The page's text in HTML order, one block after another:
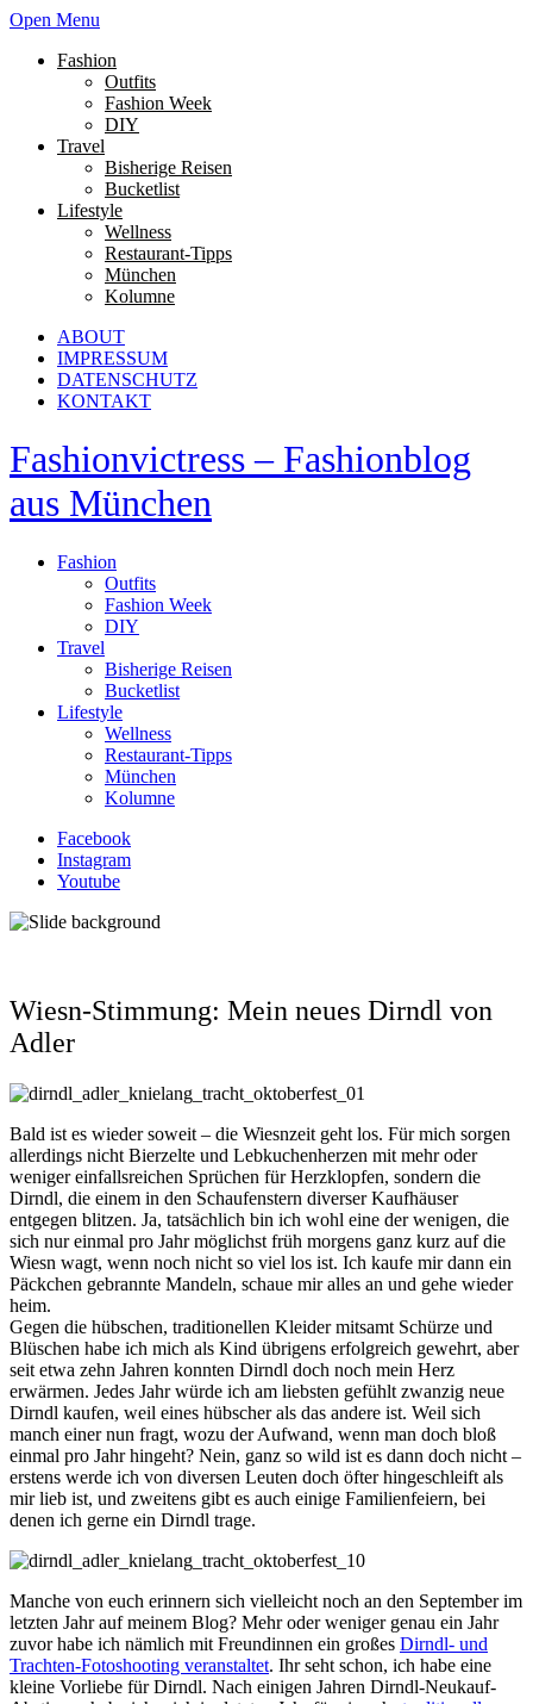
Open Menu
Fashion
Outfits
Fashion Week
DIY
Travel
Bisherige Reisen
Bucketlist
Lifestyle
Wellness
Restaurant-Tipps
München
Kolumne
ABOUT
IMPRESSUM
DATENSCHUTZ
KONTAKT
Fashionvictress – Fashionblog
aus München
Fashion
Outfits
Fashion Week
DIY
Travel
Bisherige Reisen
Bucketlist
Lifestyle
Wellness
Restaurant-Tipps
München
Kolumne
Facebook
Instagram
Youtube
Wiesn-Stimmung: Mein neues Dirndl von
Adler
Bald ist es wieder soweit – die Wiesnzeit geht los. Für mich sorgen
allerdings nicht Bierzelte und Lebkuchenherzen mit mehr oder
weniger einfallsreichen Sprüchen für Herzklopfen, sondern die
Dirndl, die einem in den Schaufenstern diverser Kaufhäuser
entgegen blitzen. Ja, tatsächlich bin ich wohl eine der wenigen, die
sich nur einmal pro Jahr möglichst früh morgens ganz kurz auf die
Wiesn wagt, wenn noch nicht so viel los ist. Ich kaufe mir dann ein
Päckchen gebrannte Mandeln, schaue mir alles an und gehe wieder
heim.
Gegen die hübschen, traditionellen Kleider mitsamt Schürze und
Blüschen habe ich mich als Kind übrigens erfolgreich gewehrt, aber
seit etwa zehn Jahren konnten Dirndl doch noch mein Herz
erwärmen. Jedes Jahr würde ich am liebsten gefühlt zwanzig neue
Dirndl kaufen, weil eines hübscher als das andere ist. Weil sich
manch einer nun fragt, wozu der Aufwand, wenn man doch bloß
einmal pro Jahr hingeht? Nein, ganz so wild ist es dann doch nicht –
erstens werde ich von diversen Leuten doch öfter hingeschleift als
mir lieb ist, und zweitens gibt es auch einige Familienfeiern, bei
denen ich gerne ein Dirndl trage.
Manche von euch erinnern sich vielleicht noch an den September im
letzten Jahr auf meinem Blog? Mehr oder weniger genau ein Jahr
zuvor habe ich nämlich mit Freundinnen ein großes Dirndl- und
Trachten-Fotoshooting veranstaltet. Ihr seht schon, ich habe eine
kleine Vorliebe für Dirndl. Nach einigen Jahren Dirndl-Neukauf-